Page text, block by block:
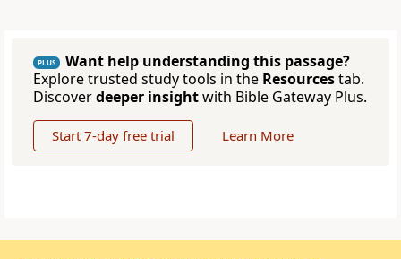
PLUS
Want help understanding this passage?
Explore trusted study tools in the Resourcestab.
Discoverdeeper insightwith Bible Gateway Plus.
Start 7-day free trial Learn More